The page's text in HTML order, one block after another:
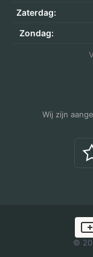
Zaterdag:
Zondag:
Wij zijn
©